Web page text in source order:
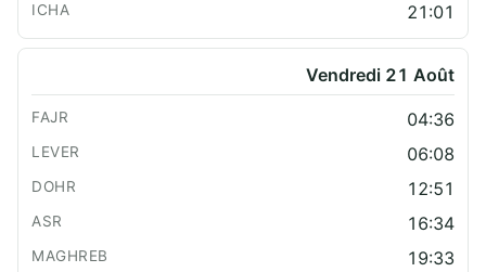
21:01
Vendredi 21 Août
04:36
06:08
12:51
16:34
19:33